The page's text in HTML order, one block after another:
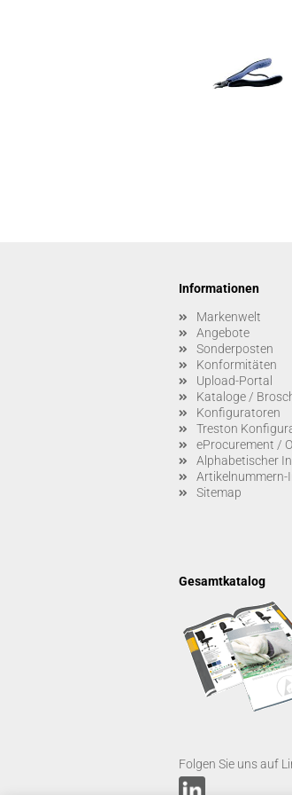
Informationen
Markenwelt
Angebote
Sonderposten
Konformitäten
Upload-Portal
Kataloge /
Konfiguratoren
Treston
eProcurement /
Alphabetischer
Artikelnummern-
Sitemap
Gesamtkatalog
Folgen Sie uns auf